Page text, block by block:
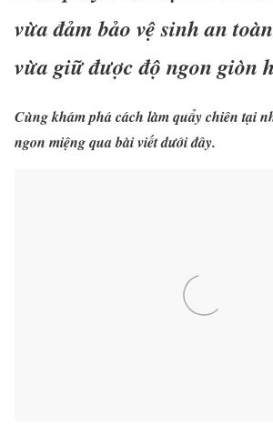
vừa đảm bảo vệ sinh an
vừa giữ được độ ngon giòn
Cùng khám phá cách làm quẩy chiên tại
ngon miệng qua bài viết dưới đây.